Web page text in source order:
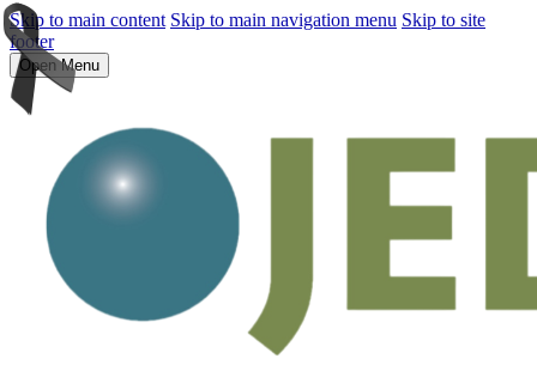
Skip to main content Skip to main navigation menu Skip to site
footer
Open Menu